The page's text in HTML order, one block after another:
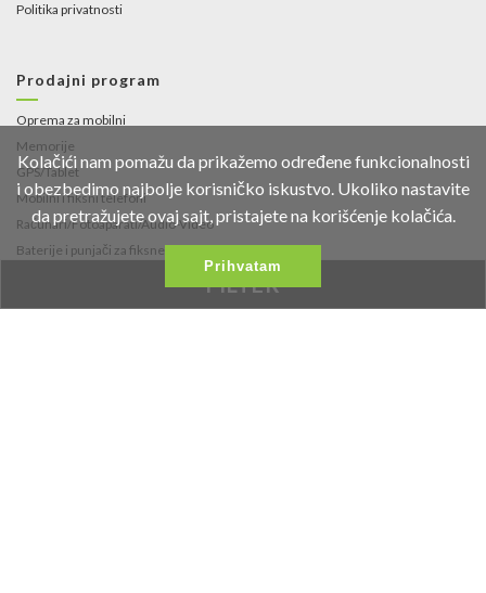
FILTER
Politika privatnosti
Prodajni program
Oprema za mobilni
Memorije
GPS/Tablet
Mobilni i fiksni telefoni
Računari/Fotoaparati/Audio-Video
Baterije i punjači za fiksne telefone i
Kolačići nam pomažu da prikažemo određene funkcionalnosti
i obezbedimo najbolje korisničko iskustvo. Ukoliko nastavite
da pretražujete ovaj sajt, pristajete na korišćenje kolačića.
Prihvatam